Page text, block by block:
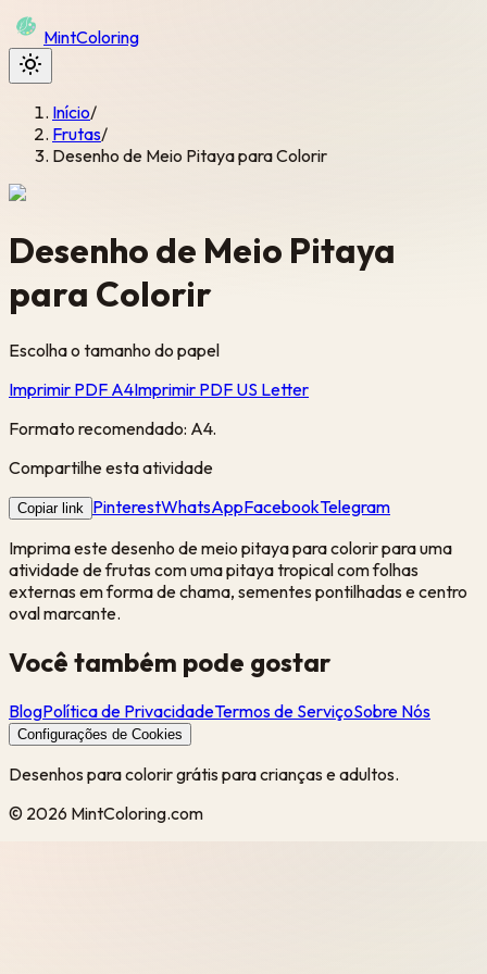
MintColoring
Início/
Frutas/
Desenho de Meio Pitaya para Colorir
Desenho de Meio Pitaya
para Colorir
Escolha o tamanho do papel
Imprimir PDF A4Imprimir PDF US Letter
Formato recomendado: A4.
Compartilhe esta atividade
Copiar link PinterestWhatsAppFacebookTelegram
Imprima este desenho de meio pitaya para colorir para uma
atividade de frutas com uma pitaya tropical com folhas
externas em forma de chama, sementes pontilhadas e centro
oval marcante.
Você também pode gostar
BlogPolítica de PrivacidadeTermos de ServiçoSobre Nós
Configurações de Cookies
Desenhos para colorir grátis para crianças e adultos.
© 2026 MintColoring.com